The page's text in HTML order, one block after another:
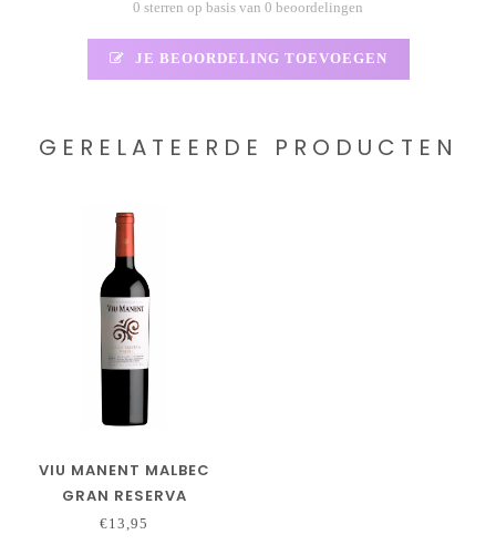
0 sterren op basis van 0 beoordelingen
JE BEOORDELING TOEVOEGEN
GERELATEERDE PRODUCTEN
VIU MANENT MALBEC
GRAN RESERVA
€13,95